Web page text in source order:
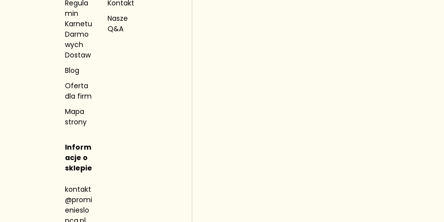
Regula
min
Karnetu
Darmo
wych
Dostaw
Blog
Oferta
dla firm
Mapa
strony
Kontakt
Nasze
Q&A
Inform
acje o
sklepie
kontakt
@promi
enieslo